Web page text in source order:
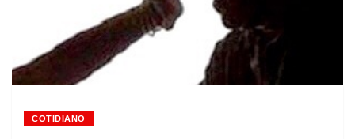
COTIDIANO